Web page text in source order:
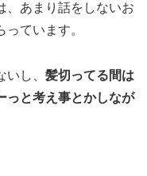
、あまり話をしないお
ています。
し、 髪切ってる間は
っと考え事とかしなが